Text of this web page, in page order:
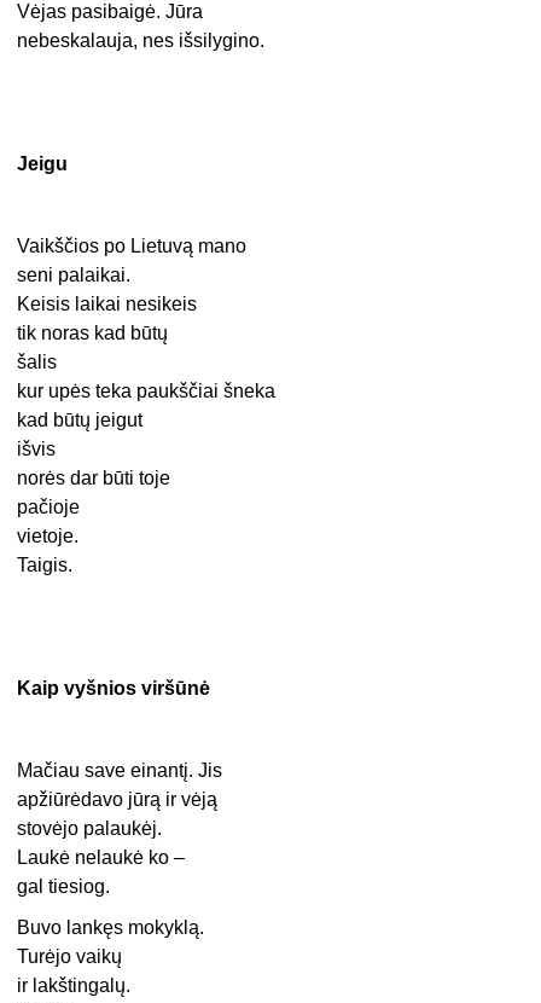
Vėjas pasibaigė. Jūra
nebeskalauja, nes išsilygino.
Jeigu
Vaikščios po Lietuvą mano
seni palaikai.
Keisis laikai nesikeis
tik noras kad būtų
šalis
kur upės teka paukščiai šneka
kad būtų jeigut
išvis
norės dar būti toje
pačioje
vietoje.
Taigis.
Kaip vyšnios viršūnė
Mačiau save einantį. Jis
apžiūrėdavo jūrą ir vėją
stovėjo palaukėj.
Laukė nelaukė ko –
gal tiesiog.
Buvo lankęs mokyklą.
Turėjo vaikų
ir lakštingalų.